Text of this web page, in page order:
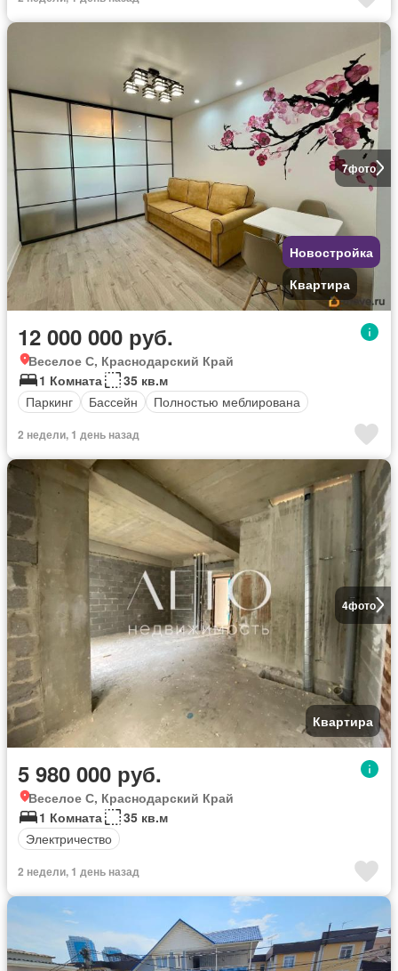
7фото
Новостройка
Квартира
12 000 000 руб.
Веселое С, Краснодарский Край
1 Комната
35 кв.м
Паркинг
Бассейн Полностью меблирована
2 недели, 1 день назад
4фото
Квартира
5 980 000 руб.
Веселое С, Краснодарский Край
1 Комната
35 кв.м
Электричество
2 недели, 1 день назад